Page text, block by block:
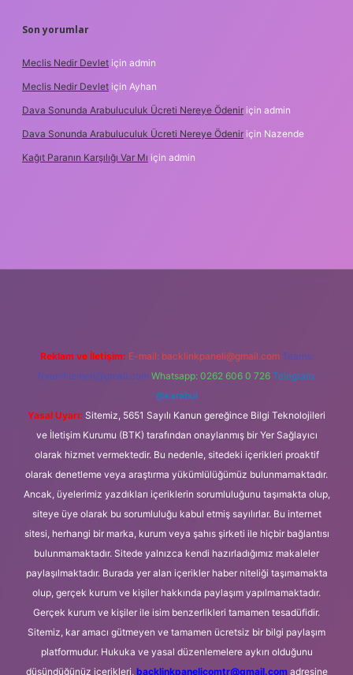
Son yorumlar
Meclis Nedir Devlet için admin
Meclis Nedir Devlet için Ayhan
Dava Sonunda Arabuluculuk Ücreti Nereye Ödenir için admin
Dava Sonunda Arabuluculuk Ücreti Nereye Ödenir için Nazende
Kağıt Paranın Karşılığı Var Mı için admin
Reklam ve İletişim: E-mail: backlinkpaneli@gmail.com Teams:
forumhizmeti@gmail.com Whatsapp: 0262 606 0 726 Telegram:
@karabul
Yasal Uyarı: Sitemiz, 5651 Sayılı Kanun gereğince Bilgi Teknolojileri
ve İletişim Kurumu (BTK) tarafından onaylanmış bir Yer Sağlayıcı
olarak hizmet vermektedir. Bu nedenle, sitedeki içerikleri proaktif
olarak denetleme veya araştırma yükümlülüğümüz bulunmamaktadır.
Ancak, üyelerimiz yazdıkları içeriklerin sorumluluğunu taşımakta olup,
siteye üye olarak bu sorumluluğu kabul etmiş sayılırlar. Bu internet
sitesi, herhangi bir marka, kurum veya şahıs şirketi ile hiçbir bağlantısı
bulunmamaktadır. Sitede yalnızca kendi hazırladığımız makaleler
paylaşılmaktadır. Burada yer alan içerikler haber niteliği taşımamakta
olup, gerçek kurum ve kişiler hakkında paylaşım yapılmamaktadır.
Gerçek kurum ve kişiler ile isim benzerlikleri tamamen tesadüfidir.
Sitemiz, kar amacı gütmeyen ve tamamen ücretsiz bir bilgi paylaşım
platformudur. Hukuka ve yasal düzenlemelere aykırı olduğunu
düşündüğünüz içerikleri, backlinkpanelicomtr@gmail.comadresine